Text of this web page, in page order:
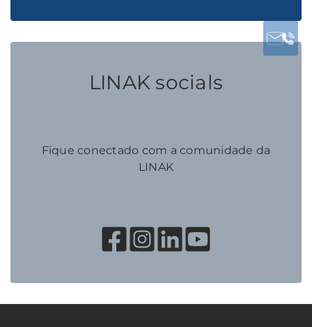
LINAK socials
Fique conectado com a comunidade da
LINAK